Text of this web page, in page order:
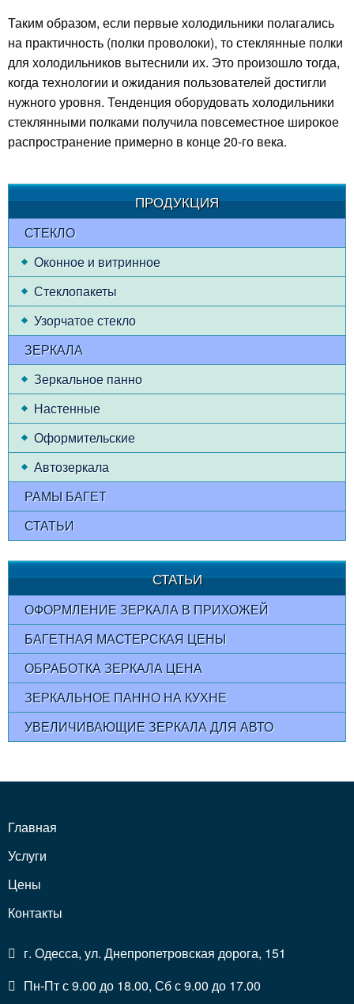
Таким образом, если первые холодильники полагались
на практичность (полки проволоки), то стеклянные полки
для холодильников вытеснили их. Это произошло тогда,
когда технологии и ожидания пользователей достигли
нужного уровня. Тенденция оборудовать холодильники
стеклянными полками получила повсеместное широкое
распространение примерно в конце 20-го века.
ПРОДУКЦИЯ
СТЕКЛО
Оконное и витринное
Стеклопакеты
Узорчатое стекло
ЗЕРКАЛА
Зеркальное панно
Настенные
Оформительские
Автозеркала
РАМЫ БАГЕТ
СТАТЬИ
СТАТЬИ
ОФОРМЛЕНИЕ ЗЕРКАЛА В ПРИХОЖЕЙ
БАГЕТНАЯ МАСТЕРСКАЯ ЦЕНЫ
ОБРАБОТКА ЗЕРКАЛА ЦЕНА
ЗЕРКАЛЬНОЕ ПАННО НА КУХНЕ
УВЕЛИЧИВАЮЩИЕ ЗЕРКАЛА ДЛЯ АВТО
Главная
Услуги
Цены
Контакты
г. Одесса, ул. Днепропетровская дорога, 151
Пн-Пт с 9.00 до 18.00, Сб с 9.00 до 17.00